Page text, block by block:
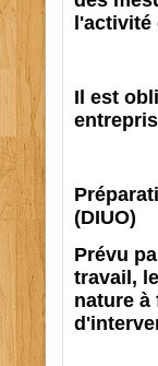
Il est
(DIUO)
Prévu
travail,
nature